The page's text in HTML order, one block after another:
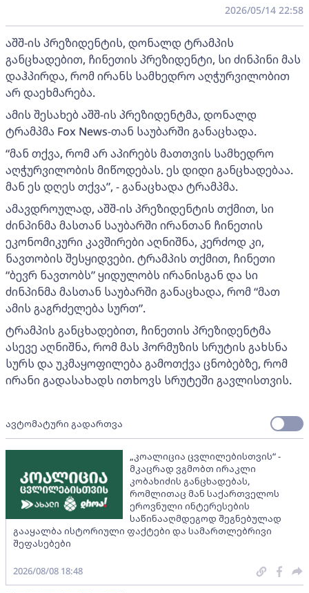
2026/05/14 22:58
აშშ-ის პრეზიდენტის, დონალდ ტრამპის
განცხადებით, ჩინეთის პრეზიდენტი, სი ძინპინი მას
დაჰპირდა, რომ ირანს სამხედრო აღჭურვილობით
არ დაეხმარება.
ამის შესახებ აშშ-ის პრეზიდენტმა, დონალდ
ტრამპმა Fox News-თან საუბარში განაცხადა.
“მან თქვა, რომ არ აპირებს მათთვის სამხედრო
აღჭურვილობის მიწოდებას. ეს დიდი განცხადებაა.
მან ეს დღეს თქვა”, - განაცხადა ტრამპმა.
ამავდროულად, აშშ-ის პრეზიდენტის თქმით, სი
ძინპინმა მასთან საუბარში ირანთან ჩინეთის
ეკონომიკური კავშირები აღნიშნა, კერძოდ კი,
ნავთობის შესყიდვები. ტრამპის თქმით, ჩინეთი
“ბევრ ნავთობს” ყიდულობს ირანისგან და სი
ძინპინმა მასთან საუბარში განაცხადა, რომ “მათ
ამის გაგრძელება სურთ”.
ტრამპის განცხადებით, ჩინეთის პრეზიდენტმა
ასევე აღნიშნა, რომ მას ჰორმუზის სრუტის გახსნა
სურს და უკმაყოფილება გამოთქვა ცნობებზე, რომ
ირანი გადასახადს ითხოვს სრუტეში გავლისთვის.
ავტომატური გადართვა
„კოალიცია ცვლილებისთვის“ -
მკაცრად ვგმობთ ირაკლი
კობახიძის განცხადებას,
რომლითაც მან საქართველოს
ეროვნული ინტერესების
საწინააღმდეგოდ შეგნებულად
გააყალბა ისტორიული ფაქტები და სამართლებრივი
შეფასებები
2026/08/08 18:48